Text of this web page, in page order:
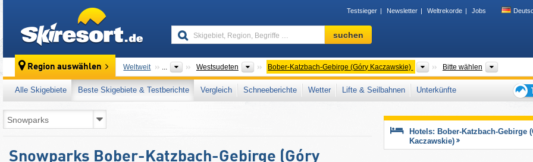
Testsieger Newsletter Weltrekorde Jobs
Skigebiet,
Region,
…
suchen
Region auswählen Weltweit ... Westsudeten Übergeordnete Gebirge
Bober-Katzbach-Gebirge (Góry Kaczawskie) Gebirgszüge
Bitte wählen
Alle Skigebiete Beste Skigebiete & Testberichte Vergleich Schneeberichte Wetter Lifte & Seilbahnen
Unterkünfte
für
den
Snowparks Bober-Katzbach-Gebirge (Góry
Hotels: Bober-Katzbach-Gebirge
Kaczawskie)